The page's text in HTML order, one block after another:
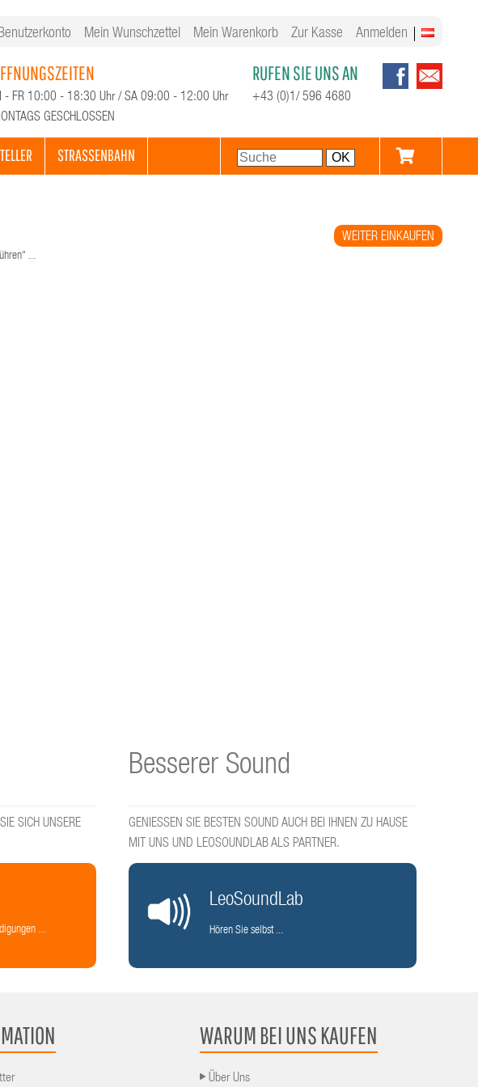
Mein Wunschzettel Mein Warenkorb Zur Kasse Anmelden
- FR 10:00 - 18:30 Uhr / SA 09:00 - 12:00 Uhr
GESCHLOSSEN
RUFEN SIE UNS AN
+43 (0)1/ 596 4680
STRASSENBAHN
WEITER EINKAUFEN
...
Besserer Sound
SICH UNSERE
GENIESSEN SIE BESTEN SOUND AUCH BEI IHNEN ZU HAUSE
MIT UNS UND LEOSOUNDLAB ALS PARTNER.
...
LeoSoundLab
Hören Sie selbst ...
WARUM BEI UNS KAUFEN
Über Uns